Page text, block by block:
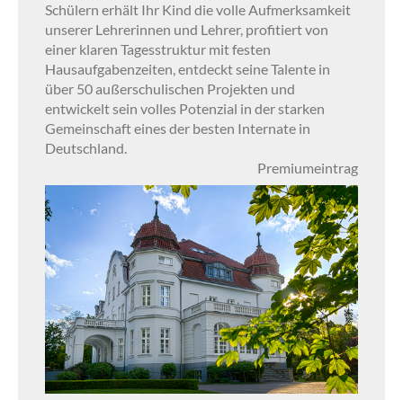
Schülern erhält Ihr Kind die volle Aufmerksamkeit
unserer Lehrerinnen und Lehrer, profitiert von
einer klaren Tagesstruktur mit festen
Hausaufgabenzeiten, entdeckt seine Talente in
über 50 außerschulischen Projekten und
entwickelt sein volles Potenzial in der starken
Gemeinschaft eines der besten Internate in
Deutschland.
Premiumeintrag